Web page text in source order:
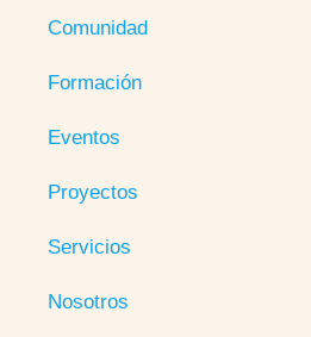
Comunidad
Formación
Eventos
Proyectos
Servicios
Nosotros